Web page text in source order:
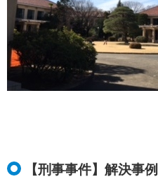
【刑事事件】解決事